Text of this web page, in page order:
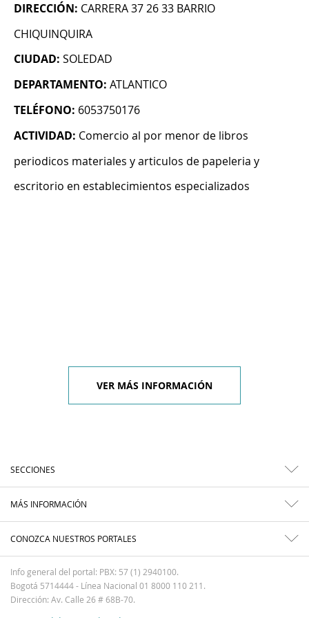
DIRECCIÓN: CARRERA 37 26 33 BARRIO
CHIQUINQUIRA
CIUDAD: SOLEDAD
DEPARTAMENTO: ATLANTICO
TELÉFONO: 6053750176
ACTIVIDAD: Comercio al por menor de libros
periodicos materiales y articulos de papeleria y
escritorio en establecimientos especializados
VER MÁS INFORMACIÓN
SECCIONES
MÁS INFORMACIÓN
CONOZCA NUESTROS PORTALES
Info general del portal: PBX: 57 (1) 2940100.
Bogotá 5714444 - Línea Nacional 01 8000 110 211.
Dirección: Av. Calle 26 # 68B-70.